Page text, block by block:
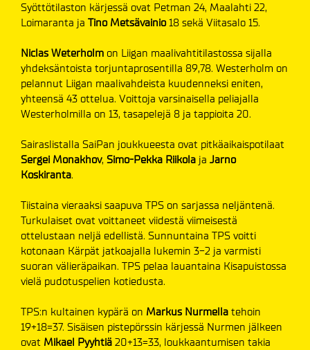
Syöttötilaston kärjessä ovat Petman 24, Maalahti 22,
Loimaranta ja Tino Metsävainio18 sekä Viitasalo 15.
Niclas Weterholm on Liigan maalivahtitilastossa sijalla
yhdeksäntoista torjuntaprosentilla 89,78. Westerholm on
pelannut Liigan maalivahdeista kuudenneksi eniten,
yhteensä 43 ottelua. Voittoja varsinaisella peliajalla
Westerholmilla on 13, tasapelejä 8 ja tappioita 20.
Sairaslistalla SaiPan joukkueesta ovat pitkäaikaispotilaat
Sergei Monakhov, Simo-Pekka Riikola ja Jarno
Koskiranta.
Tiistaina vieraaksi saapuva TPS on sarjassa neljäntenä.
Turkulaiset ovat voittaneet viidestä viimeisestä
ottelustaan neljä edellistä. Sunnuntaina TPS voitti
kotonaan Kärpät jatkoajalla lukemin 3-2 ja varmisti
suoran välieräpaikan. TPS pelaa lauantaina Kisapuistossa
vielä pudotuspelien kotiedusta.
TPS:n kultainen kypärä on Markus Nurmella tehoin
19+18=37. Sisäisen pistepörssin kärjessä Nurmen jälkeen
ovat Mikael Pyyhtiä 20+13=33, loukkaantumisen takia